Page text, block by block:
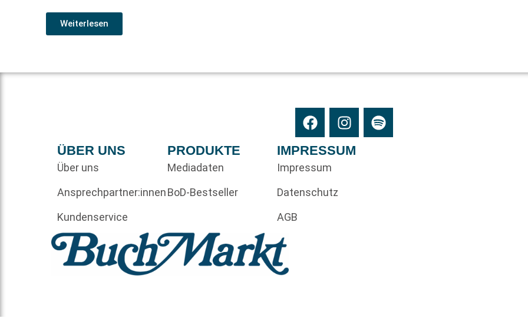
Weiterlesen
ÜBER UNS
Über uns
Ansprechpartner:innen
Kundenservice
PRODUKTE
Mediadaten
BoD-Bestseller
IMPRESSUM
Impressum
Datenschutz
AGB